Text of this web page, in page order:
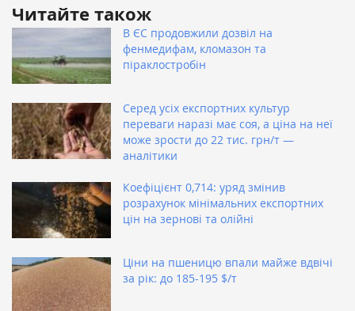
Читайте також
В ЄС продовжили дозвіл на
фенмедифам, кломазон та
піраклостробін
Серед усіх експортних культур
переваги наразі має соя, а ціна на неї
може зрости до 22 тис. грн/т —
аналітики
Коефіцієнт 0,714: уряд змінив
розрахунок мінімальних експортних
цін на зернові та олійні
Ціни на пшеницю впали майже вдвічі
за рік: до 185-195 $/т